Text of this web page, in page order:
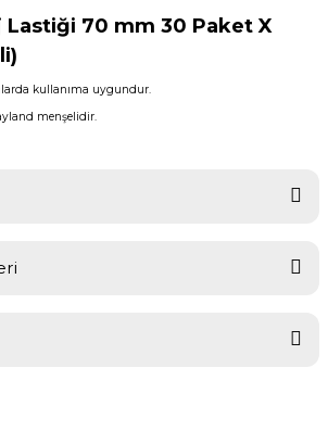
Lastiği 70 mm 30 Paket X
kullanıma uygundur.
menşelidir.